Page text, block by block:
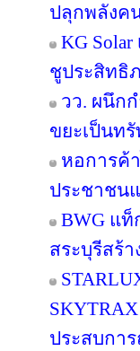
ปลุกพลังค
KG
ชูประสิทธิ
วว. ผนึก
ขยะเป็นท
หอการค้
ประชาชน
BWG แ
สระบุรีสร้
ประสบกา